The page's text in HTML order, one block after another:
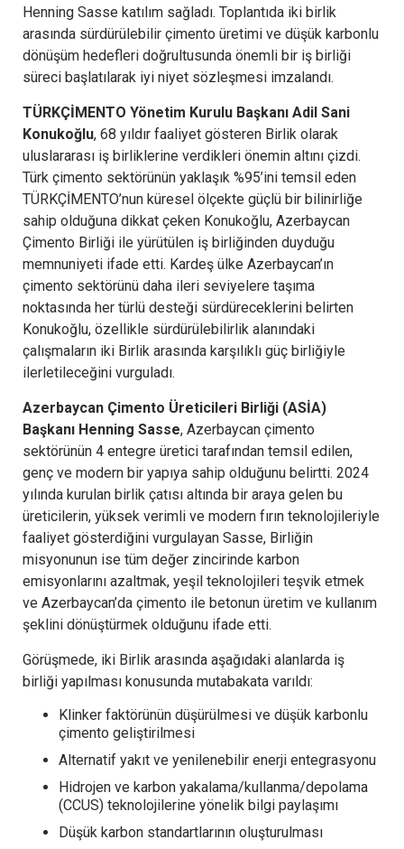
Henning Sasse katılım sağladı. Toplantıda iki birlik
arasında sürdürülebilir çimento üretimi ve düşük karbonlu
dönüşüm hedefleri doğrultusunda önemli bir iş birliği
süreci başlatılarak iyi niyet sözleşmesi imzalandı.
TÜRKÇİMENTO Yönetim Kurulu Başkanı Adil Sani
Konukoğlu, 68 yıldır faaliyet gösteren Birlik olarak
uluslararası iş birliklerine verdikleri önemin altını çizdi.
Türk çimento sektörünün yaklaşık %95’ini temsil eden
TÜRKÇİMENTO’nun küresel ölçekte güçlü bir bilinirliğe
sahip olduğuna dikkat çeken Konukoğlu, Azerbaycan
Çimento Birliği ile yürütülen iş birliğinden duyduğu
memnuniyeti ifade etti. Kardeş ülke Azerbaycan’ın
çimento sektörünü daha ileri seviyelere taşıma
noktasında her türlü desteği sürdüreceklerini belirten
Konukoğlu, özellikle sürdürülebilirlik alanındaki
çalışmaların iki Birlik arasında karşılıklı güç birliğiyle
ilerletileceğini vurguladı.
Azerbaycan Çimento Üreticileri Birliği (ASİA)
Başkanı Henning Sasse, Azerbaycan çimento
sektörünün 4 entegre üretici tarafından temsil edilen,
genç ve modern bir yapıya sahip olduğunu belirtti. 2024
yılında kurulan birlik çatısı altında bir araya gelen bu
üreticilerin, yüksek verimli ve modern fırın teknolojileriyle
faaliyet gösterdiğini vurgulayan Sasse, Birliğin
misyonunun ise tüm değer zincirinde karbon
emisyonlarını azaltmak, yeşil teknolojileri teşvik etmek
ve Azerbaycan’da çimento ile betonun üretim ve kullanım
şeklini dönüştürmek olduğunu ifade etti.
Görüşmede, iki Birlik arasında aşağıdaki alanlarda iş
birliği yapılması konusunda mutabakata varıldı:
Klinker faktörünün düşürülmesi ve düşük karbonlu
çimento geliştirilmesi
Alternatif yakıt ve yenilenebilir enerji entegrasyonu
Hidrojen ve karbon yakalama/kullanma/depolama
(CCUS) teknolojilerine yönelik bilgi paylaşımı
Düşük karbon standartlarının oluşturulması